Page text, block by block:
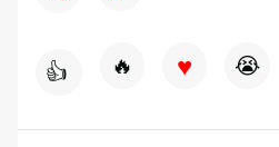
👍 🔥 ♥ 😭